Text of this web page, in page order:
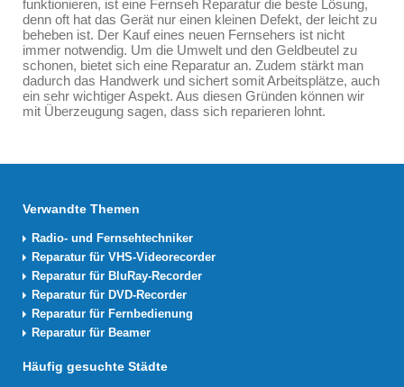
funktionieren, ist eine Fernseh Reparatur die beste Lösung,
denn oft hat das Gerät nur einen kleinen Defekt, der leicht zu
beheben ist. Der Kauf eines neuen Fernsehers ist nicht
immer notwendig. Um die Umwelt und den Geldbeutel zu
schonen, bietet sich eine Reparatur an. Zudem stärkt man
dadurch das Handwerk und sichert somit Arbeitsplätze, auch
ein sehr wichtiger Aspekt. Aus diesen Gründen können wir
mit Überzeugung sagen, dass sich reparieren lohnt.
Verwandte Themen
Radio- und Fernsehtechniker
Reparatur für VHS-Videorecorder
Reparatur für BluRay-Recorder
Reparatur für DVD-Recorder
Reparatur für Fernbedienung
Reparatur für Beamer
Häufig gesuchte Städte